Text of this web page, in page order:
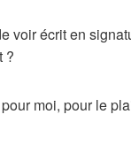
voir écrit en
?
moi, pour le